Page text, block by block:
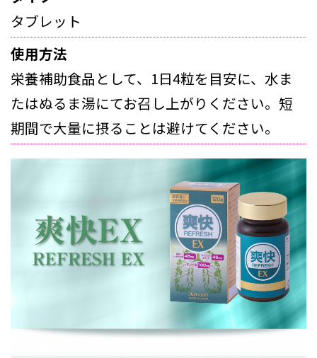
タブレット
使用方法
栄養補助食品として、1日4粒を目安に、水ま
たはぬるま湯にてお召し上がりください。短
期間で大量に摂ることは避けてください。